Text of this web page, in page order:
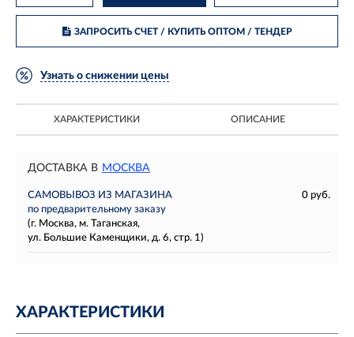
ЗАПРОСИТЬ СЧЕТ / КУПИТЬ ОПТОМ/ ТЕНДЕР
Узнать о снижении цены
ХАРАКТЕРИСТИКИ ОПИСАНИЕ
ДОСТАВКА В МОСКВА
САМОВЫВОЗ ИЗ МАГАЗИНА
0 руб.
по предварительному заказу
(г. Москва, м. Таганская,
ул. Большие Каменщики, д. 6, стр. 1)
ХАРАКТЕРИСТИКИ